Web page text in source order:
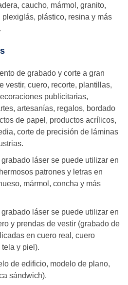
caucho, mármol, granito,
plástico, resina y más
de grabado y corte a gran
vestir, cuero, recorte, plantillas,
publicitarias,
artesanías, regalos, bordado
de papel, productos acrílicos,
corte de precisión de láminas
láser se puede utilizar en
patrones y letras en
mármol, concha y más
láser se puede utilizar en
y prendas de vestir (grabado de
en cuero real, cuero
y piel).
de edificio, modelo de plano,
sándwich).